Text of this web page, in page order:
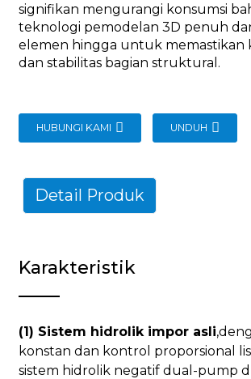
signifikan mengurangi konsumsi
teknologi pemodelan 3D penuh
elemen hingga untuk memastikan
dan stabilitas bagian struktural.
HUBUNGI KAMI UNDUH
Detail Produk
Karakteristik
(1) Sistem hidrolik impor asli
konstan dan kontrol proporsional
sistem hidrolik negatif dual-pump